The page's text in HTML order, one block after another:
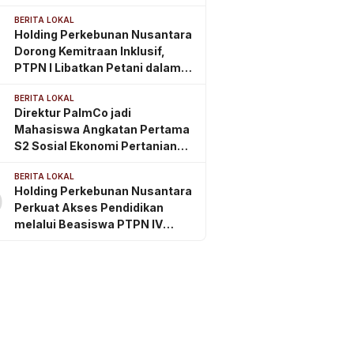
BERITA LOKAL
Holding Perkebunan Nusantara
Dorong Kemitraan Inklusif,
PTPN I Libatkan Petani dalam
BERITA LOKAL
Direktur PalmCo jadi
Mahasiswa Angkatan Pertama
S2 Sosial Ekonomi Pertanian
BERITA LOKAL
Holding Perkebunan Nusantara
Perkuat Akses Pendidikan
melalui Beasiswa PTPN IV